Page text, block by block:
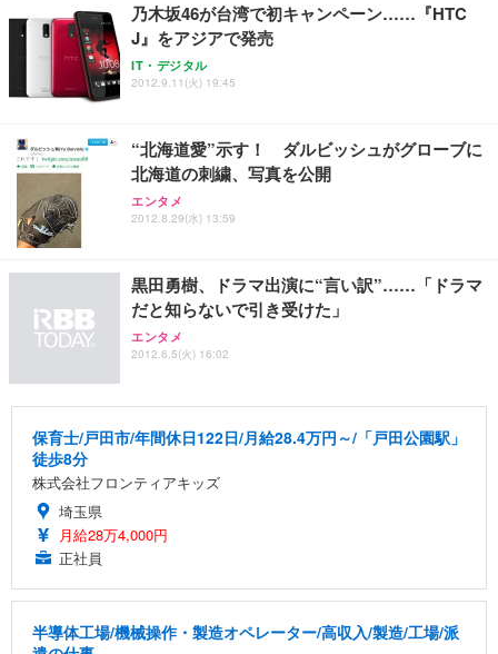
レスト 3Dヘッドレスト ハンガー付き 高反発クッシ
ョン PCチェア 通気性メッシュ ゲーミング/勉強/事
務用 おしゃれ パソコンチェア (ブラック)
￥7,680
Sezlife オフィスチェア デスクチェア 疲れない テレ
レスト 3Dヘッドレスト ハンガー付き 高反発クッシ
ョン PCチェア 通気性メッシュ ゲーミング/勉強/事
務用 おしゃれ パソコンチェア (ホワイト)
￥7,680
ANDWINT オフィスチェア デスクチェア 肘なし メ
ト 幅52×奥行58.5×高さ84～96cm テレワーク 在宅
勤務 ブラック
￥4,139
￥49,979
【整備済み品】Dell E2724HS 27インチ 液晶モニタ
応 ComfortView ビジネス向け
￥15,800
【MiniLED/24.5inch/280Hz/FHD】GRAPHT THE S
像低減 (3年保証 | 輝点保証 | 日本メーカー)
￥34,980
￥1,800
Smart Basic(スマートベーシック) 【Amazon.co.jp
￥3,670
アイリスオーヤマ ペットシーツ 超厚型 お徳用 レギ
￥3,731
乃木坂46が台湾で初キャンペーン……『HTC
J』をアジアで発売
IT・デジタル
2012.9.11(火) 19:45
“北海道愛”示す！ ダルビッシュがグローブに
北海道の刺繍、写真を公開
エンタメ
2012.8.29(水) 13:59
黒田勇樹、ドラマ出演に“言い訳”……「ドラマ
だと知らないで引き受けた」
エンタメ
2012.6.5(火) 16:02
保育士/戸田市/年間休日122日/月給28.4万円～/「戸田公園駅」
徒歩8分
株式会社フロンティアキッズ
埼玉県
月給28万4,000円
正社員
半導体工場/機械操作・製造オペレーター/高収入/製造/工場/派